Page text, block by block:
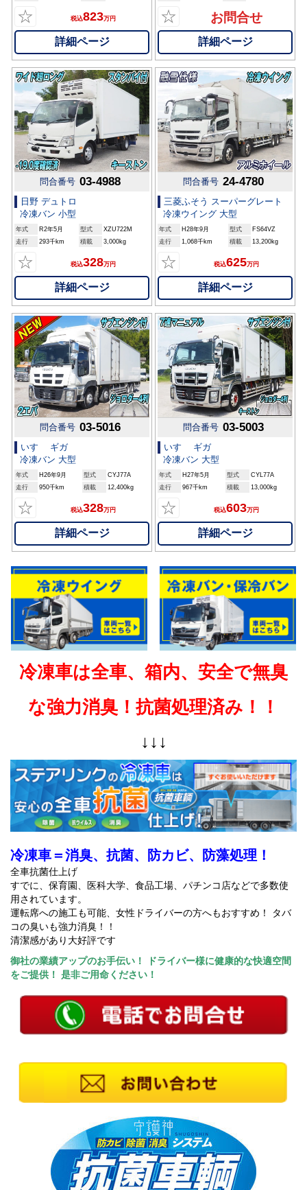
☆ 税込823万円
詳細ページ
☆ お問合せ
詳細ページ
問合番号 03-4988
日野 デュトロ
冷凍バン 小型
年式 R2年5月 型式
XZU722M
走行
293千km 積載 3,000kg
☆ 税込328万円
詳細ページ
問合番号 24-4780
三菱ふそう スーパーグレート
冷凍ウイング 大型
年式 H28年9月 型式
FS64VZ
走行
1,068千km 積載 13,200kg
☆ 税込625万円
詳細ページ
問合番号 03-5016
いすゞ ギガ
冷凍バン 大型
年式 H26年9月 型式
CYJ77A
走行
950千km 積載 12,400kg
☆ 税込328万円
詳細ページ
問合番号 03-5003
いすゞ ギガ
冷凍バン 大型
年式 H27年5月 型式
CYL77A
走行
967千km 積載 13,000kg
☆ 税込603万円
詳細ページ
冷凍車は全車、箱内、安全で無臭
な強力消臭！抗菌処理済み！！
↓↓↓
冷凍車＝消臭、抗菌、防カビ、防藻処理！
全車抗菌仕上げ
すでに、保育園、医科大学、食品工場、パチンコ店などで多数使
用されています。
運転席への施工も可能、女性ドライバーの方へもおすすめ！ タバ
コの臭いも強力消臭！！
清潔感があり大好評です
御社の業績アップのお手伝い！ ドライバー様に健康的な快適空間
をご提供！ 是非ご用命ください！